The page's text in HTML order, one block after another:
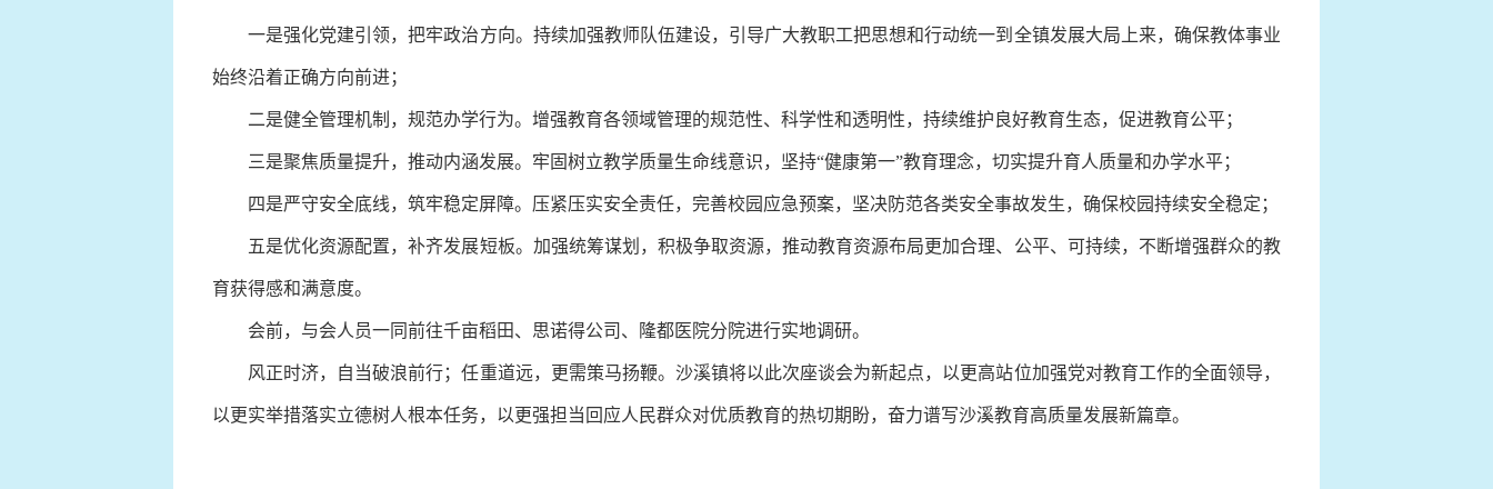
一是强化党建引领，把牢政治方向。持续加强教师队伍建设，引导广大教职工把思想和行动统一到全镇发展大局上来，确保教体事业
始终沿着正确方向前进；
二是健全管理机制，规范办学行为。增强教育各领域管理的规范性、科学性和透明性，持续维护良好教育生态，促进教育公平；
三是聚焦质量提升，推动内涵发展。牢固树立教学质量生命线意识，坚持“健康第一”教育理念，切实提升育人质量和办学水平；
四是严守安全底线，筑牢稳定屏障。压紧压实安全责任，完善校园应急预案，坚决防范各类安全事故发生，确保校园持续安全稳定；
五是优化资源配置，补齐发展短板。加强统筹谋划，积极争取资源，推动教育资源布局更加合理、公平、可持续，不断增强群众的教
育获得感和满意度。
会前，与会人员一同前往千亩稻田、思诺得公司、隆都医院分院进行实地调研。
风正时济，自当破浪前行；任重道远，更需策马扬鞭。沙溪镇将以此次座谈会为新起点，以更高站位加强党对教育工作的全面领导，
以更实举措落实立德树人根本任务，以更强担当回应人民群众对优质教育的热切期盼，奋力谱写沙溪教育高质量发展新篇章。